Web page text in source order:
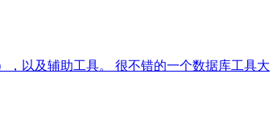
，以及辅助工具。 很不错的一个数据库工具大